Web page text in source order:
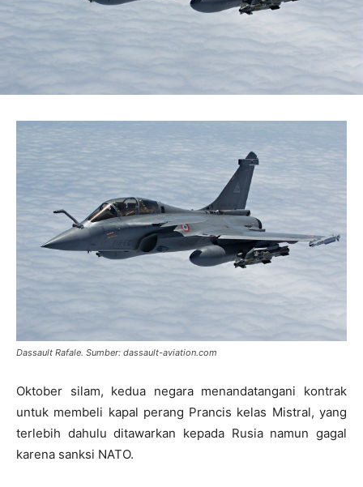
Dassault Rafale. Sumber: dassault-aviation.com
Oktober silam, kedua negara menandatangani kontrak
untuk membeli kapal perang Prancis kelas Mistral, yang
terlebih dahulu ditawarkan kepada Rusia namun gagal
karena sanksi NATO.